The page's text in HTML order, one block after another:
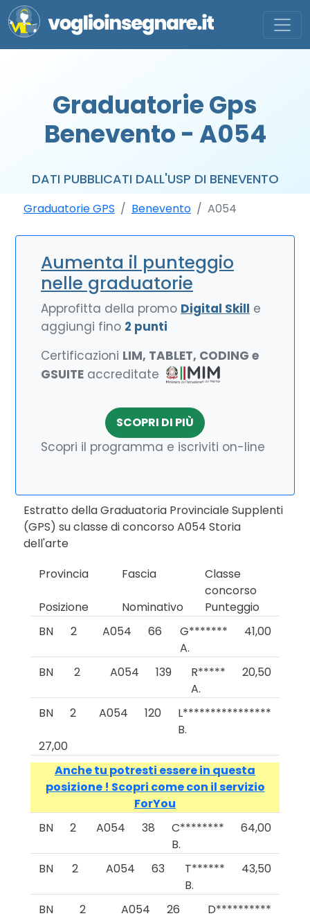
Graduatorie Gps
Benevento - A054
DATI PUBBLICATI DALL'USP DI BENEVENTO
Graduatorie GPS Benevento A054
Aumenta il punteggio
nelle graduatorie
Approfitta della promo Digital Skill e
aggiungi fino 2 punti
Certificazioni LIM, TABLET, CODING e
GSUITE accreditate
SCOPRI DI PIÙ
Scopri il programma e iscriviti on-line
Estratto della Graduatoria Provinciale Supplenti
(GPS) su classe di concorso A054 Storia
dell'arte
Provincia
Fascia
Classe
concorso
Posizione
Nominativo
Punteggio
BN
2 A054 66
G*******
A.
41,00
BN 2 A054 139
R*****
A.
20,50
BN 2 A054 120
L****************
B.
27,00
Anche tu potresti essere in questa
posizione ! Scopri come con il servizio
ForYou
BN
2 A054 38
C********
B.
64,00
BN 2 A054 63
T******
B.
43,50
BN 2 A054 26
D**********